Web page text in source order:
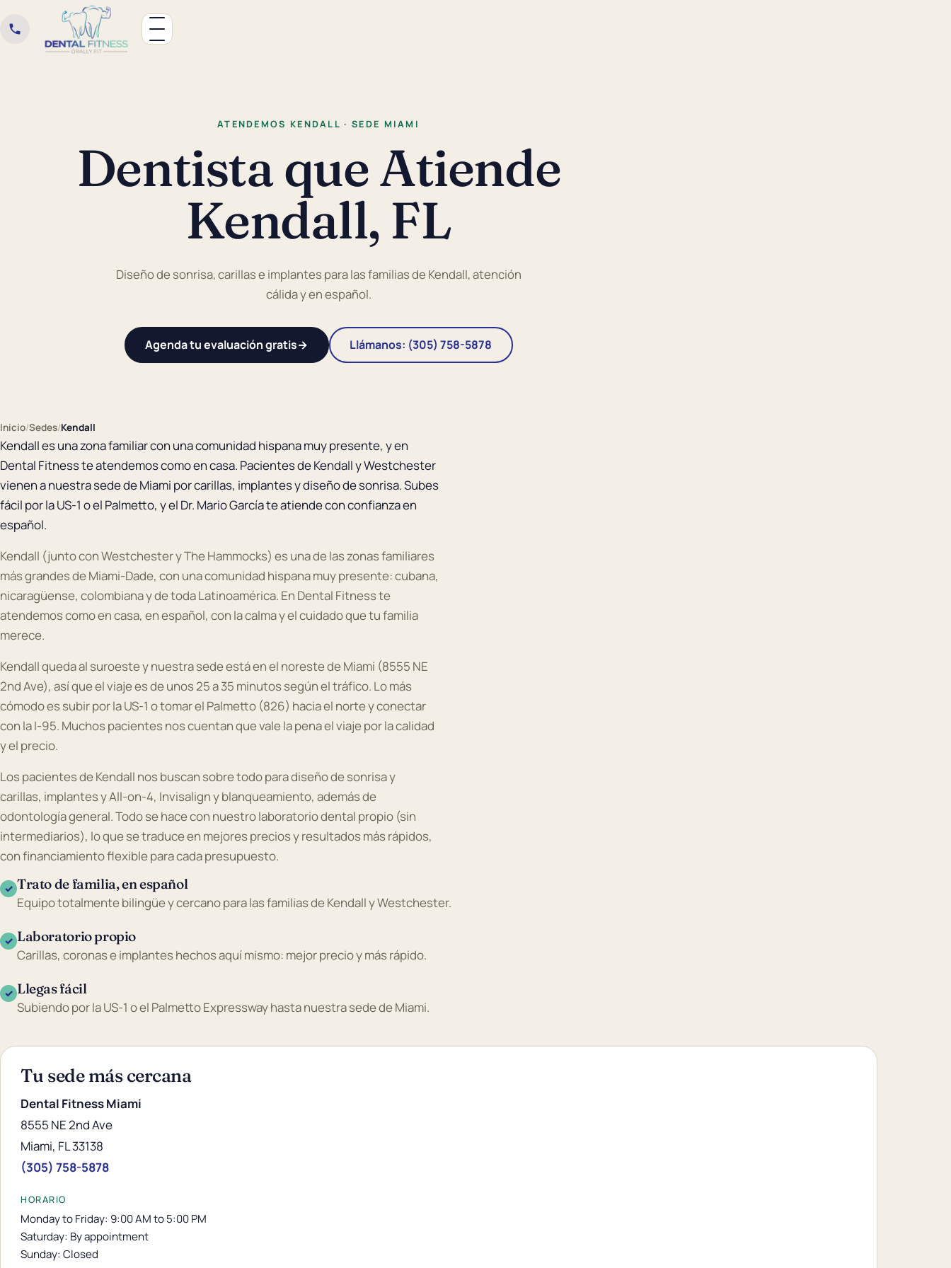
ATENDEMOS KENDALL · SEDE MIAMI
Dentista que Atiende
Kendall, FL
Diseño de sonrisa, carillas e implantes para las familias de Kendall, atención
cálida y en español.
Agenda tu evaluación gratis→ Llámanos: (305) 758-5878
Inicio/Sedes/Kendall
Kendall es una zona familiar con una comunidad hispana muy presente, y en
Dental Fitness te atendemos como en casa. Pacientes de Kendall y Westchester
vienen a nuestra sede de Miami por carillas, implantes y diseño de sonrisa. Subes
fácil por la US-1 o el Palmetto, y el Dr. Mario García te atiende con confianza en
español.
Kendall (junto con Westchester y The Hammocks) es una de las zonas familiares
más grandes de Miami-Dade, con una comunidad hispana muy presente: cubana,
nicaragüense, colombiana y de toda Latinoamérica. En Dental Fitness te
atendemos como en casa, en español, con la calma y el cuidado que tu familia
merece.
Kendall queda al suroeste y nuestra sede está en el noreste de Miami (8555 NE
2nd Ave), así que el viaje es de unos 25 a 35 minutos según el tráfico. Lo más
cómodo es subir por la US-1 o tomar el Palmetto (826) hacia el norte y conectar
con la I-95. Muchos pacientes nos cuentan que vale la pena el viaje por la calidad
y el precio.
Los pacientes de Kendall nos buscan sobre todo para diseño de sonrisa y
carillas, implantes y All-on-4, Invisalign y blanqueamiento, además de
odontología general. Todo se hace con nuestro laboratorio dental propio (sin
intermediarios), lo que se traduce en mejores precios y resultados más rápidos,
con financiamiento flexible para cada presupuesto.
✓ Trato de familia, en español
Equipo totalmente bilingüe y cercano para las familias de Kendall y Westchester.
✓ Laboratorio propio
Carillas, coronas e implantes hechos aquí mismo: mejor precio y más rápido.
✓ Llegas fácil
Subiendo por la US-1 o el Palmetto Expressway hasta nuestra sede de Miami.
Tu sede más cercana
Dental Fitness Miami
8555 NE 2nd Ave
Miami, FL 33138
(305) 758-5878
HORARIO
Monday to Friday: 9:00 AM to 5:00 PM
Saturday: By appointment
Sunday: Closed